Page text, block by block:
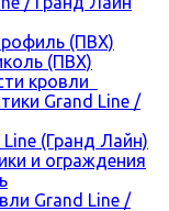
(ПВХ)
(ПВХ)
кровли
Grand Line /
(Гранд Лайн)
и ограждения
Grand Line /